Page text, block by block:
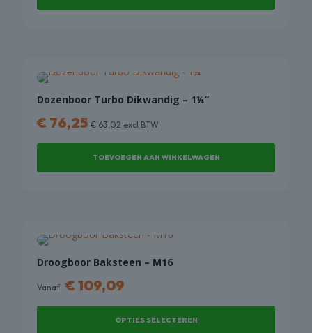
op
variaties.
Deze
kan
gekozen
op
Dozenboor Turbo Dikwandig – 1¼”
€ 76,25 € 63,02 excl BTW
TOEVOEGEN AAN WINKELWAGEN
Droogboor Baksteen – M16
Vanaf €109,09
OPTIES SELECTEREN